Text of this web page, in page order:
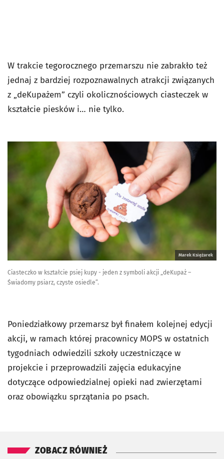
W trakcie tegorocznego przemarszu nie zabrakło też
jednaj z bardziej rozpoznawalnych atrakcji związanych
z „deKupażem” czyli okolicznościowych ciasteczek w
kształcie piesków i… nie tylko.
Marek Księżarek
Ciasteczko w kształcie psiej kupy - jeden z symboli akcji „deKupaż –
Świadomy psiarz, czyste osiedle”.
Poniedziałkowy przemarsz był finałem kolejnej edycji
akcji, w ramach której pracownicy MOPS w ostatnich
tygodniach odwiedzili szkoły uczestniczące w
projekcie i przeprowadzili zajęcia edukacyjne
dotyczące odpowiedzialnej opieki nad zwierzętami
oraz obowiązku sprzątania po psach.
ZOBACZ RÓWNIEŻ